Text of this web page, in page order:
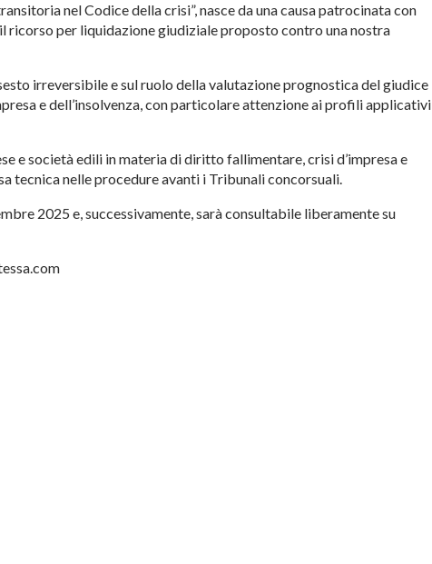
nel Codice della crisi”, nasce da una causa patrocinata con
ricorso per liquidazione giudiziale proposto contro una nostra
irreversibile e sul ruolo della valutazione prognostica del giudice
e dell’insolvenza, con particolare attenzione ai profili applicativi
e società edili in materia di diritto fallimentare, crisi d’impresa e
tecnica nelle procedure avanti i Tribunali concorsuali.
2025 e, successivamente, sarà consultabile liberamente su